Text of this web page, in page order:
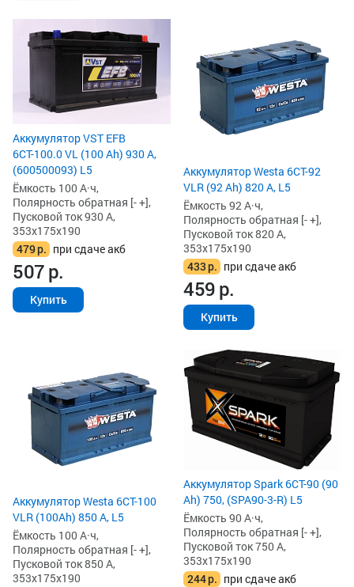
Аккумулятор VST EFB
6СТ-100.0 VL (100 Ah) 930 А,
(600500093) L5
Ёмкость 100 А·ч,
Полярность обратная [- +],
Пусковой ток 930 А,
353x175x190
479р. при сдаче акб
507р.
Купить
Аккумулятор Westa 6СТ-92
VLR (92 Ah) 820 А, L5
Ёмкость 92 А·ч,
Полярность обратная [- +],
Пусковой ток 820 А,
353x175x190
433р. при сдаче акб
459р.
Купить
Аккумулятор Westa 6СТ-100
VLR (100Ah) 850 А, L5
Ёмкость 100 А·ч,
Полярность обратная [- +],
Пусковой ток 850 А,
353x175x190
Аккумулятор Spark 6СТ-90 (90
Ah) 750, (SPA90-3-R) L5
Ёмкость 90 А·ч,
Полярность обратная [- +],
Пусковой ток 750 А,
353x175x190
244р. при сдаче акб